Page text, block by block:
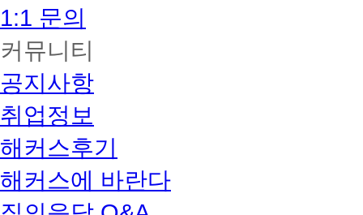
1:1 문의
커뮤니티
공지사항
취업정보
해커스후기
해커스에 바란다